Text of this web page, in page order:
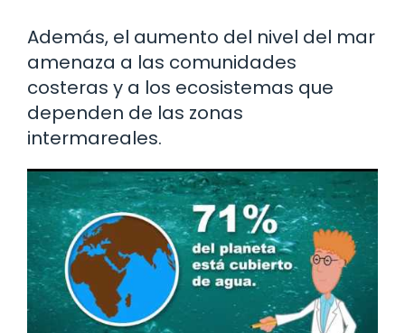
Además, el aumento del nivel del mar
amenaza a las comunidades
costeras y a los ecosistemas que
dependen de las zonas
intermareales.